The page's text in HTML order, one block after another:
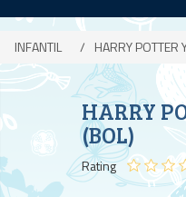
INFANTIL / HARRY POTTER
HARRY
(BOL)
Rating